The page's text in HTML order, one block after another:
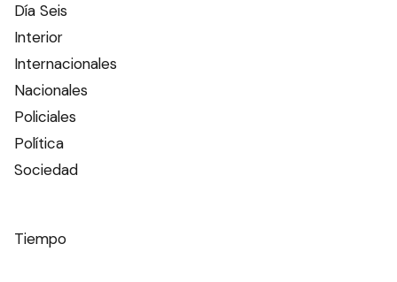
Día Seis
Interior
Internacionales
Nacionales
Policiales
Política
Sociedad
Tiempo